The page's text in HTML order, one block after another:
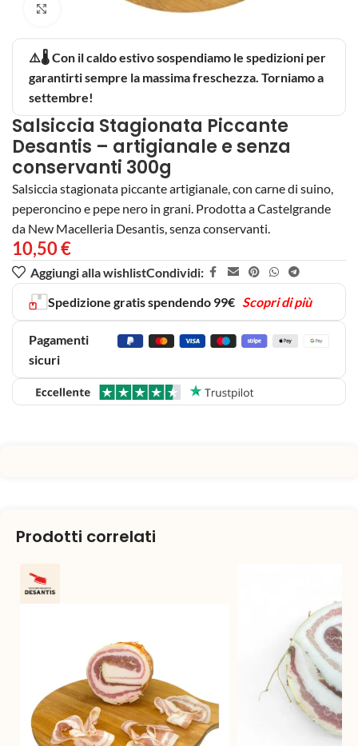
Clicca per ingrandire
⚠️🌡️ Con il caldo estivo sospendiamo le spedizioni per
garantirti sempre la massima freschezza. Torniamo a
settembre!
Salsiccia Stagionata Piccante
Desantis – artigianale e senza
conservanti 300g
Salsiccia stagionata piccante artigianale, con carne di suino,
peperoncino e pepe nero in grani. Prodotta a Castelgrande
da New Macelleria Desantis, senza conservanti.
10,50€
Aggiungi alla wishlistCondividi:
Spedizione gratis spendendo 99€ Scopri di più
Pagamenti
sicuri
Prodotti correlati